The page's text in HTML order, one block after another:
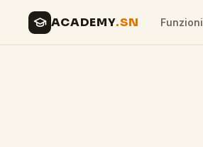
ACADEMY.SN Funzioni